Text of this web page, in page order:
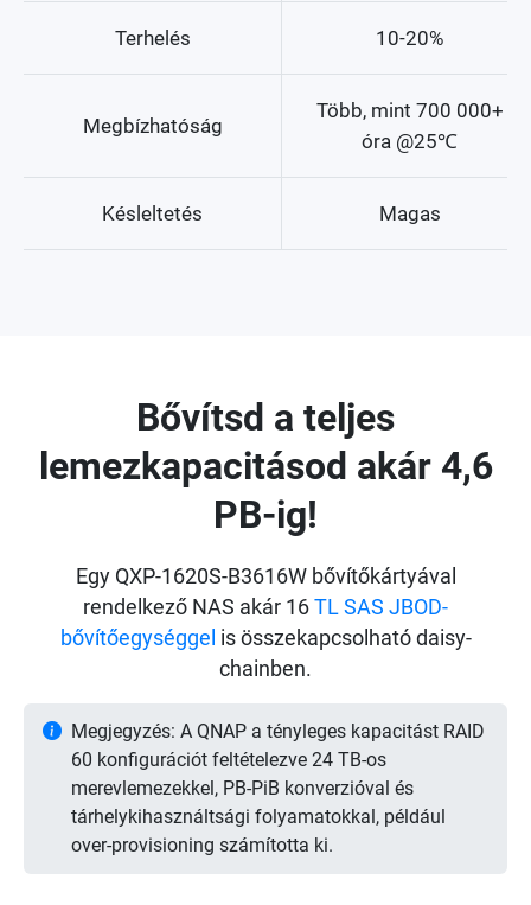
Terhelés 10-20%
Megbízhatóság
Több, mint 700 000+
óra @25℃
Késleltetés Magas
Bővítsd a teljes
lemezkapacitásod akár 4,6
PB-ig!
Egy QXP-1620S-B3616W bővítőkártyával
rendelkező NAS akár 16 TL SAS JBOD-
bővítőegységgel is összekapcsolható daisy-
chainben.
Megjegyzés: A QNAP a tényleges kapacitást RAID
60 konfigurációt feltételezve 24 TB-os
merevlemezekkel, PB-PiB konverzióval és
tárhelykihasználtsági folyamatokkal, például
over-provisioning számította ki.